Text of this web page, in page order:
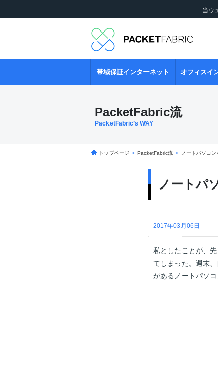
当ウ
帯域保証インターネット オフィスイ
PacketFabric流
PacketFabric’s WAY
トップページ > PacketFabric流 > ノートパソコ
ノートパ
2017年03月06日
私としたことが、
てしまった。週末
があるノートパソ